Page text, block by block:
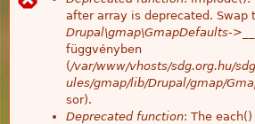
after array is deprecated. Swap
Drupal\gmap\GmapDefaults-
függvényben
(/var/www/vhosts/sdg.org.hu/
ules/gmap/lib/Drupal/gmap/
sor).
Deprecated function: The